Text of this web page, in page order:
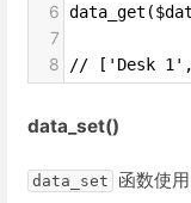
6
7
8
// ['Desk
data_set()
data_set 函数使